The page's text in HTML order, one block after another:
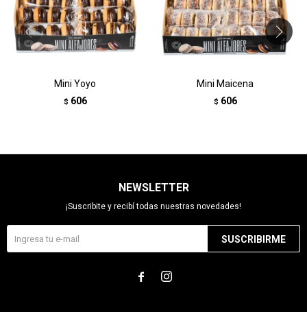
Mini Yoyo
$ 606
Mini Maicena
$ 606
NEWSLETTER
¡Suscribite y recibí todas nuestras novedades!
SUSCRIBIRME
 